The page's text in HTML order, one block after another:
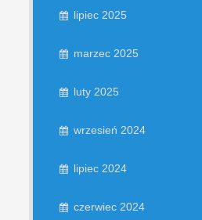
lipiec 2025
marzec 2025
luty 2025
wrzesień 2024
lipiec 2024
czerwiec 2024